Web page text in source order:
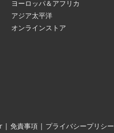
ヨーロッパ＆アフリカ
アジア太平洋
オンラインストア
| 免責事項 | プライバシープリシー